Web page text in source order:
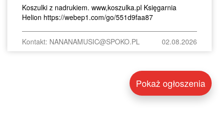
Koszulki z nadrukiem. www,koszulka.pl Księgarnia
Helion https://webep1.com/go/551d9faa87
Kontakt: NANANAMUSIC@SPOKO.PL 02.08.2026
Pokaż ogłoszenia